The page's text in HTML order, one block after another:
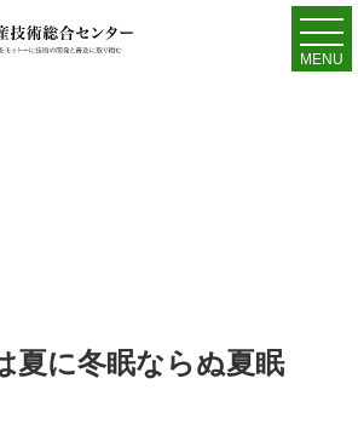
MENU
夏に冬眠ならぬ夏眠